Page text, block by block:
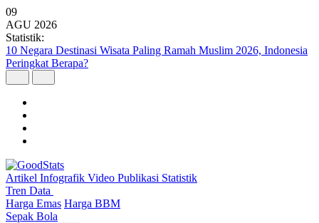
09
AGU 2026
Statistik:
10 Negara Destinasi Wisata Paling Ramah Muslim 2026, Indonesia
Peringkat Berapa?
Artikel Infografik Video Publikasi Statistik
Tren Data
Harga Emas Harga BBM
Sepak Bola